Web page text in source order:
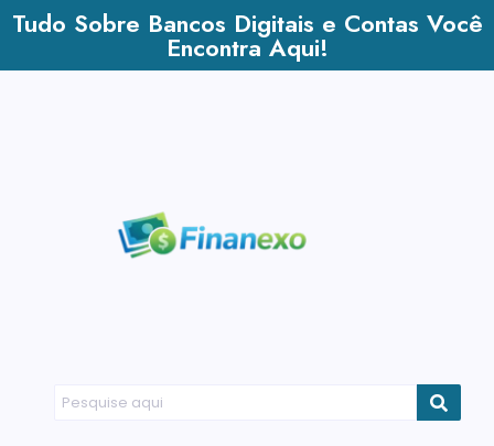
Tudo Sobre Bancos Digitais e Contas Você
Encontra Aqui!